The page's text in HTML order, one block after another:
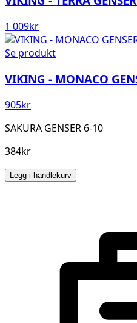
1 009kr
Se produkt
VIKING - MONACO
905kr
SAKURA GENSER 6-10
384kr
Legg i handlekurv